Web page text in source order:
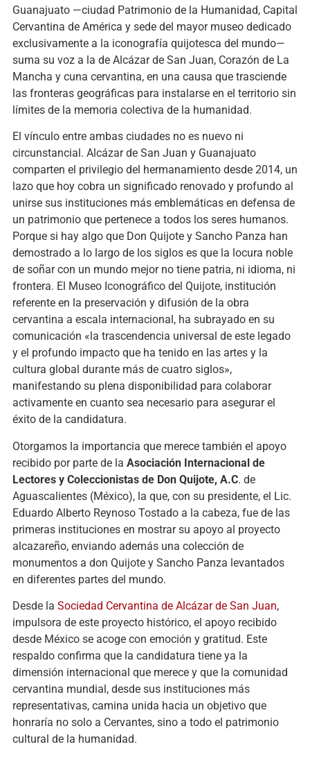
Guanajuato —ciudad Patrimonio de la Humanidad, Capital
Cervantina de América y sede del mayor museo dedicado
exclusivamente a la iconografía quijotesca del mundo—
suma su voz a la de Alcázar de San Juan, Corazón de La
Mancha y cuna cervantina, en una causa que trasciende
las fronteras geográficas para instalarse en el territorio sin
límites de la memoria colectiva de la humanidad.
El vínculo entre ambas ciudades no es nuevo ni
circunstancial. Alcázar de San Juan y Guanajuato
comparten el privilegio del hermanamiento desde 2014, un
lazo que hoy cobra un significado renovado y profundo al
unirse sus instituciones más emblemáticas en defensa de
un patrimonio que pertenece a todos los seres humanos.
Porque si hay algo que Don Quijote y Sancho Panza han
demostrado a lo largo de los siglos es que la locura noble
de soñar con un mundo mejor no tiene patria, ni idioma, ni
frontera. El Museo Iconográfico del Quijote, institución
referente en la preservación y difusión de la obra
cervantina a escala internacional, ha subrayado en su
comunicación «la trascendencia universal de este legado
y el profundo impacto que ha tenido en las artes y la
cultura global durante más de cuatro siglos»,
manifestando su plena disponibilidad para colaborar
activamente en cuanto sea necesario para asegurar el
éxito de la candidatura.
Otorgamos la importancia que merece también el apoyo
recibido por parte de la Asociación Internacional de
Lectores y Coleccionistas de Don Quijote, A.C. de
Aguascalientes (México), la que, con su presidente, el Lic.
Eduardo Alberto Reynoso Tostado a la cabeza, fue de las
primeras instituciones en mostrar su apoyo al proyecto
alcazareño, enviando además una colección de
monumentos a don Quijote y Sancho Panza levantados
en diferentes partes del mundo.
Desde la Sociedad Cervantina de Alcázar de San Juan,
impulsora de este proyecto histórico, el apoyo recibido
desde México se acoge con emoción y gratitud. Este
respaldo confirma que la candidatura tiene ya la
dimensión internacional que merece y que la comunidad
cervantina mundial, desde sus instituciones más
representativas, camina unida hacia un objetivo que
honraría no solo a Cervantes, sino a todo el patrimonio
cultural de la humanidad.